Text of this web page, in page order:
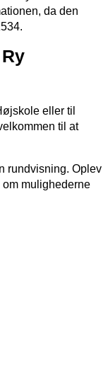
da den
eller til
til at
rundvisning. Oplev
mulighederne